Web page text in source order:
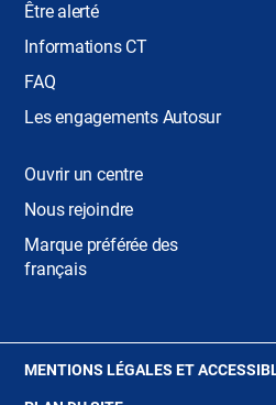
Être alerté
Informations CT
FAQ
Les engagements Autosur
Ouvrir un centre
Nous rejoindre
Marque préférée des
français
MENTIONS LÉGALES ET